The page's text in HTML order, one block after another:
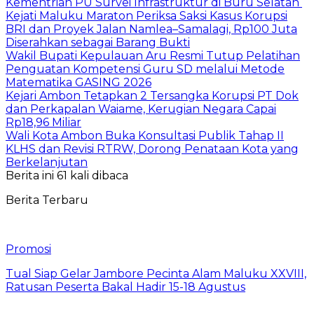
Kejati Maluku Maraton Periksa Saksi Kasus Korupsi
BRI dan Proyek Jalan Namlea–Samalagi, Rp100 Juta
Diserahkan sebagai Barang Bukti
Wakil Bupati Kepulauan Aru Resmi Tutup Pelatihan
Penguatan Kompetensi Guru SD melalui Metode
Matematika GASING 2026
Kejari Ambon Tetapkan 2 Tersangka Korupsi PT Dok
dan Perkapalan Waiame, Kerugian Negara Capai
Rp18,96 Miliar
Wali Kota Ambon Buka Konsultasi Publik Tahap II
KLHS dan Revisi RTRW, Dorong Penataan Kota yang
Berkelanjutan
Berita ini 61 kali dibaca
Berita Terbaru
Promosi
Tual Siap Gelar Jambore Pecinta Alam Maluku XXVIII,
Ratusan Peserta Bakal Hadir 15-18 Agustus